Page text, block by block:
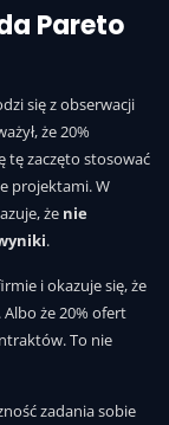
Pareto
się z obserwacji
że 20%
tę zaczęto stosować
projektami. W
że nie
.
i okazuje się, że
. Albo że 20% ofert
To nie
zadania sobie